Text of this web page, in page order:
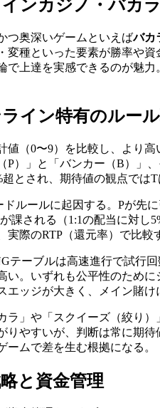
ンカジノ・バカ
つ奥深いゲームといえばバカ
変種といった要素が勝率や
で上達を実感できるのが魅
イン特有のルー
値（0〜9）を比較し、より
P）」と「バンカー（B）」
とされ、期待値の観点では
ルールに起因する。Pが先
課される（1:1の配当に対
際のRTP（還元率）で比較
テーブルは高速進行で試行
い。いずれも公平性のため
ッジが大きく、メイン賭
ラ」や「スクイーズ（絞り
りやすいが、判断は常に期
ムで差を生む根拠になる。
と資金管理